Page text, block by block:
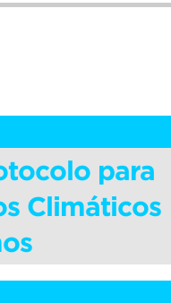
para
Climáticos